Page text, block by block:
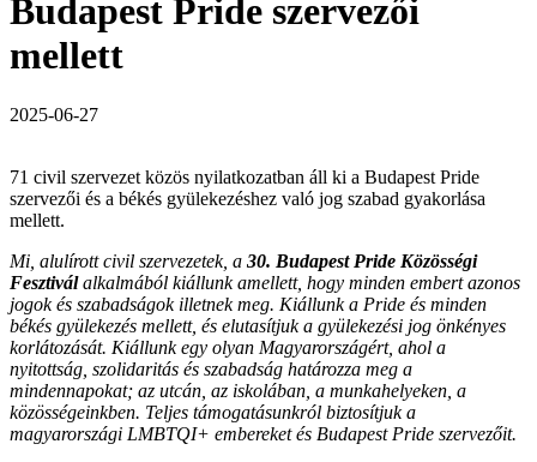
Budapest Pride szervezői
mellett
2025-06-27
71 civil szervezet közös nyilatkozatban áll ki a Budapest Pride
szervezői és a békés gyülekezéshez való jog szabad gyakorlása
mellett.
Mi, alulírott civil szervezetek, a 30. Budapest Pride Közösségi
Fesztiválalkalmából kiállunk amellett, hogy minden embert azonos
jogok és szabadságok illetnek meg. Kiállunk a Pride és minden
békés gyülekezés mellett, és elutasítjuk a gyülekezési jog önkényes
korlátozását. Kiállunk egy olyan Magyarországért, ahol a
nyitottság, szolidaritás és szabadság határozza meg a
mindennapokat; az utcán, az iskolában, a munkahelyeken, a
közösségeinkben. Teljes támogatásunkról biztosítjuk a
magyarországi LMBTQI+ embereket és Budapest Pride szervezőit.